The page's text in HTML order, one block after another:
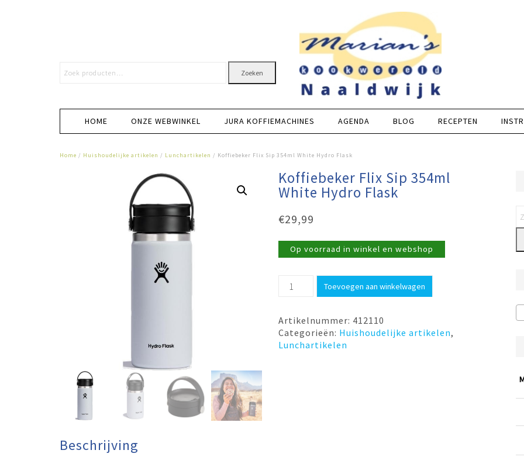
Zoeken
HOME ONZE WEBWINKEL JURA KOFFIEMACHINES AGENDA BLOG RECEPTEN
Home / Huishoudelijke artikelen / Lunchartikelen / Koffiebeker Flix Sip 354ml White Hydro Flask
Koffiebeker Flix Sip 354ml
White Hydro Flask
€29,99
Op voorraad in winkel en webshop
Koffiebeker
Flix
354ml
White
Hydro
Toevoegen aan winkelwagen
Artikelnummer: 412110
Categorieën: Huishoudelijke artikelen,
Lunchartikelen
Beschrijving